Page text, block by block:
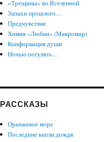
«Трещины» во Вселенной
Запахи прошлого…
Предчувствие
Химия «Любви» (Макромир)
Конформация души
Ночью погулять…
РАССКАЗЫ
Оранжевое море
Последние капли дождя